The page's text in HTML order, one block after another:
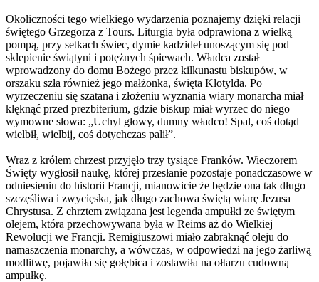
Okoliczności tego wielkiego wydarzenia poznajemy dzięki relacji
świętego Grzegorza z Tours. Liturgia była odprawiona z wielką
pompą, przy setkach świec, dymie kadzideł unoszącym się pod
sklepienie świątyni i potężnych śpiewach. Władca został
wprowadzony do domu Bożego przez kilkunastu biskupów, w
orszaku szła również jego małżonka, święta Klotylda. Po
wyrzeczeniu się szatana i złożeniu wyznania wiary monarcha miał
klęknąć przed prezbiterium, gdzie biskup miał wyrzec do niego
wymowne słowa: „Uchyl głowy, dumny władco! Spal, coś dotąd
wielbił, wielbij, coś dotychczas palił”.
Wraz z królem chrzest przyjęło trzy tysiące Franków. Wieczorem
Święty wygłosił naukę, której przesłanie pozostaje ponadczasowe w
odniesieniu do historii Francji, mianowicie że będzie ona tak długo
szczęśliwa i zwycięska, jak długo zachowa świętą wiarę Jezusa
Chrystusa. Z chrztem związana jest legenda ampułki ze świętym
olejem, która przechowywana była w Reims aż do Wielkiej
Rewolucji we Francji. Remigiuszowi miało zabraknąć oleju do
namaszczenia monarchy, a wówczas, w odpowiedzi na jego żarliwą
modlitwę, pojawiła się gołębica i zostawiła na ołtarzu cudowną
ampułkę.